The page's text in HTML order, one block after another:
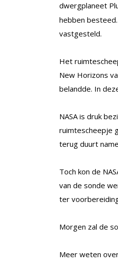
dwergplaneet
hebben
vastgesteld.
Het
New Horizons
belandde. In
NASA is druk
ruimtescheepje
terug duurt
Toch kon de
van de sonde
ter
Morgen zal de
Meer weten